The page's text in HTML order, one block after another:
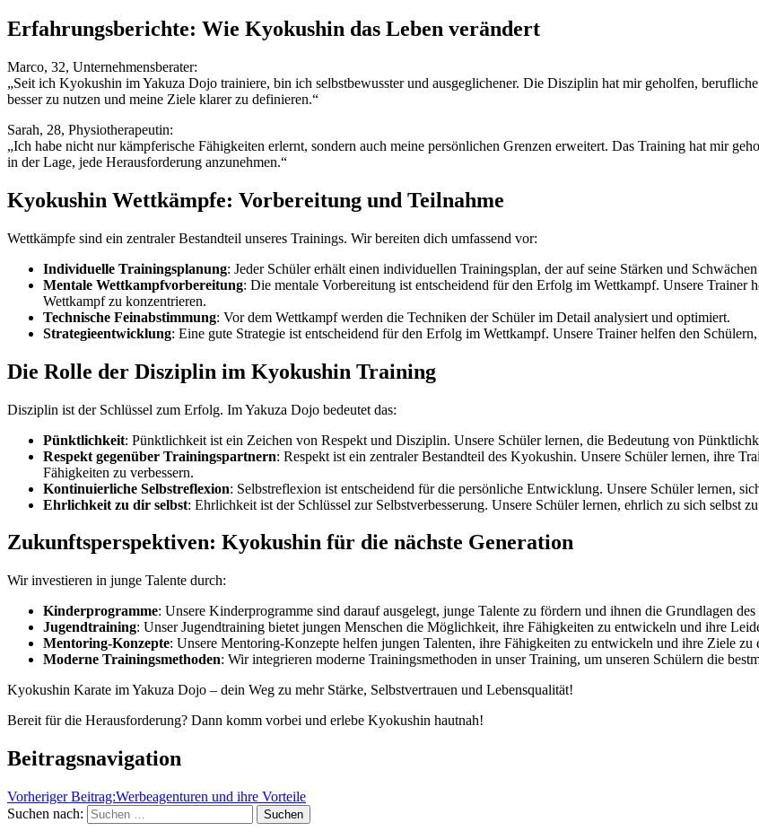
Erfahrungsberichte: Wie Kyokushin das Leben verändert
Marco, 32, Unternehmensberater:
„Seit ich Kyokushin im Yakuza Dojo trainiere, bin ich selbstbewusster und ausgeglichener. Die Disziplin hat mir geholfen,
besser zu nutzen und meine Ziele klarer zu definieren.“
Sarah, 28, Physiotherapeutin:
„Ich habe nicht nur kämpferische Fähigkeiten erlernt, sondern auch meine persönlichen Grenzen erweitert. Das Training hat mir
in der Lage, jede Herausforderung anzunehmen.“
Kyokushin Wettkämpfe: Vorbereitung und Teilnahme
Wettkämpfe sind ein zentraler Bestandteil unseres Trainings. Wir bereiten dich umfassend vor:
Individuelle Trainingsplanung: Jeder Schüler erhält einen individuellen Trainingsplan, der auf seine Stärken und
Mentale Wettkampfvorbereitung: Die mentale Vorbereitung ist entscheidend für den Erfolg im Wettkampf. Unsere Trainer
Wettkampf zu konzentrieren.
Technische Feinabstimmung: Vor dem Wettkampf werden die Techniken der Schüler im Detail analysiert und optimiert.
Strategieentwicklung: Eine gute Strategie ist entscheidend für den Erfolg im Wettkampf. Unsere Trainer helfen den
Die Rolle der Disziplin im Kyokushin Training
Disziplin ist der Schlüssel zum Erfolg. Im Yakuza Dojo bedeutet das:
Pünktlichkeit: Pünktlichkeit ist ein Zeichen von Respekt und Disziplin. Unsere Schüler lernen, die Bedeutung von
Respekt gegenüber Trainingspartnern: Respekt ist ein zentraler Bestandteil des Kyokushin. Unsere Schüler lernen, ihre
Fähigkeiten zu verbessern.
Kontinuierliche Selbstreflexion: Selbstreflexion ist entscheidend für die persönliche Entwicklung. Unsere Schüler lernen,
Ehrlichkeit zu dir selbst: Ehrlichkeit ist der Schlüssel zur Selbstverbesserung. Unsere Schüler lernen, ehrlich zu sich selbst
Zukunftsperspektiven: Kyokushin für die nächste Generation
Wir investieren in junge Talente durch:
Kinderprogramme: Unsere Kinderprogramme sind darauf ausgelegt, junge Talente zu fördern und ihnen die Grundlagen
Jugendtraining: Unser Jugendtraining bietet jungen Menschen die Möglichkeit, ihre Fähigkeiten zu entwickeln und ihre
Mentoring-Konzepte: Unsere Mentoring-Konzepte helfen jungen Talenten, ihre Fähigkeiten zu entwickeln und ihre Ziele zu
Moderne Trainingsmethoden: Wir integrieren moderne Trainingsmethoden in unser Training, um unseren Schülern die
Kyokushin Karate im Yakuza Dojo – dein Weg zu mehr Stärke, Selbstvertrauen und Lebensqualität!
Bereit für die Herausforderung? Dann komm vorbei und erlebe Kyokushin hautnah!
Beitragsnavigation
Vorheriger Beitrag:Werbeagenturen und ihre Vorteile
Suchen nach:
Suchen